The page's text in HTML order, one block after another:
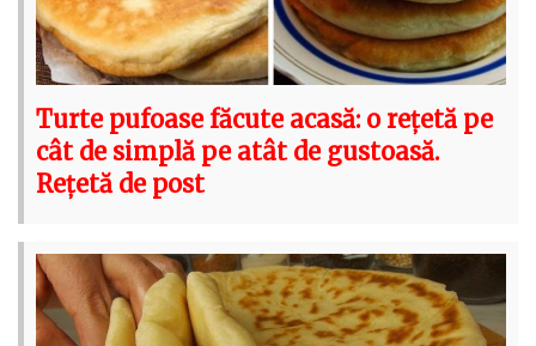
Turte pufoase făcute acasă: o rețetă pe
cât de simplă pe atât de gustoasă.
Rețetă de post